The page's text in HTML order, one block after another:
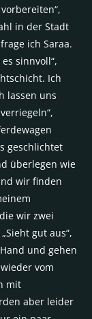
in der Stadt
ich Saraa.
sinnvoll“,
Ich
lassen uns
geschlichtet
überlegen wie
wir finden
wir zwei
gut aus“,
und gehen
vom
mit
aber leider